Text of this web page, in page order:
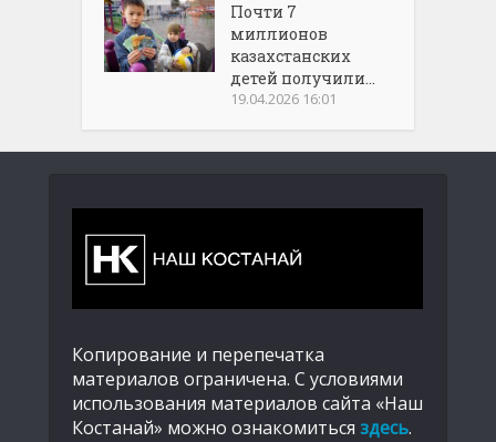
Почти 7
миллионов
казахстанских
детей получили...
19.04.2026 16:01
Копирование и перепечатка
материалов ограничена. С условиями
использования материалов сайта «Наш
Костанай» можно ознакомиться здесь.